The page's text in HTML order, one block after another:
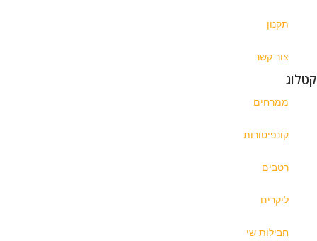
תקנון
צור קשר
קטלוג
ממרחים
קונפיטורות
רטבים
ליקרים
חבילות שי